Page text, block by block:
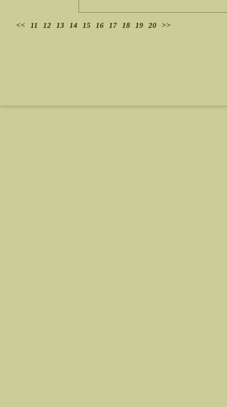
<< 11 12 13 14 15 16 17 18 19 20 >>